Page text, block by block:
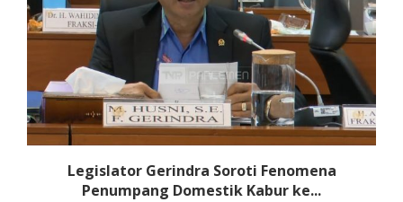
Legislator Gerindra Soroti Fenomena
Penumpang Domestik Kabur ke...